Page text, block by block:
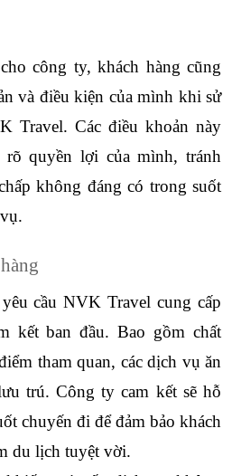
công ty, khách hàng cũng
và điều kiện của mình khi sử
Travel. Các điều khoản này
rõ quyền lợi của mình, tránh
không đáng có trong suốt
cầu NVK Travel cung cấp
kết ban đầu. Bao gồm chất
tham quan, các dịch vụ ăn
trú. Công ty cam kết sẽ hỗ
chuyến đi để đảm bảo khách
du lịch tuyệt vời.